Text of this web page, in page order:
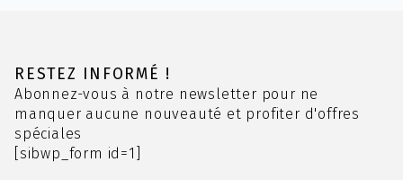
choisies
sur
la
du
RESTEZ INFORMÉ !
Abonnez-vous à notre newsletter pour ne
manquer aucune nouveauté et profiter d'offres
spéciales
[sibwp_form id=1]